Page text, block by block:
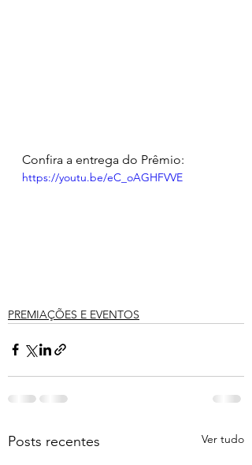
Confira a entrega do Prêmio:
https://youtu.be/eC_oAGHFVVE
PREMIAÇÕES E EVENTOS
Posts recentes Ver tudo